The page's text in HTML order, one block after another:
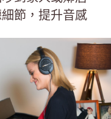
節，提升音感